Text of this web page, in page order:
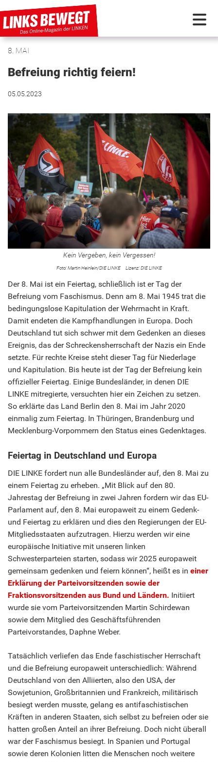
PARTEI IN BEWEGUNG
KUNSTSTOFF
DISKUSSIONSSTOFF
INTERNATIONAL
8. MAI
Befreiung richtig feiern!
05.05.2023
Kein Vergeben, kein Vergessen!
Martin Heinlein/DIE LINKE DIE LINKE
Der 8. Mai ist ein Feiertag, schließlich ist er Tag der
Befreiung vom Faschismus. Denn am 8. Mai 1945 trat die
bedingungslose Kapitulation der Wehrmacht in Kraft.
Damit endeten die Kampfhandlungen in Europa. Doch
Deutschland tut sich schwer mit dem Gedenken an dieses
Ereignis, das der Schreckensherrschaft der Nazis ein Ende
setzte. Für rechte Kreise steht dieser Tag für Niederlage
und Kapitulation. Bis heute ist der Tag der Befreiung kein
offizieller Feiertag. Einige Bundesländer, in denen DIE
LINKE mitregierte, versuchten hier ein Zeichen zu setzen.
So erklärte das Land Berlin den 8. Mai im Jahr 2020
einmalig zum Feiertag. In Thüringen, Brandenburg und
Mecklenburg-Vorpommern den Status eines Gedenktages.
Feiertag in Deutschland und Europa
DIE LINKE fordert nun alle Bundesländer auf, den 8. Mai zu
einem Feiertag zu erheben. „Mit Blick auf den 80.
Jahrestag der Befreiung in zwei Jahren fordern wir das EU-
Parlament auf, den 8. Mai europaweit zu einem Gedenk-
und Feiertag zu erklären und dies den Regierungen der EU-
Mitgliedsstaaten aufzutragen. Hierzu werden wir eine
europäische Initiative mit unseren linken
Schwesterparteien starten, sodass wir 2025 europaweit
gemeinsam gedenken und feiern können“, heißt es in einer
Erklärung der Parteivorsitzenden sowie der
Fraktionsvorsitzenden aus Bund und Ländern. Initiiert
wurde sie vom Parteivorsitzenden Martin Schirdewan
sowie dem Mitglied des Geschäftsführenden
Parteivorstandes, Daphne Weber.
Tatsächlich verliefen das Ende faschistischer Herrschaft
und die Befreiung europaweit unterschiedlich: Während
Deutschland von den Alliierten, also den USA, der
Sowjetunion, Großbritannien und Frankreich, militärisch
besiegt werden musste, gelang es antifaschistischen
Kräften in anderen Staaten, sich selbst zu befreien oder sie
hatten großen Anteil an ihrer Befreiung. Doch nicht überall
war der Faschismus besiegt. In Spanien und Portugal
sowie deren Kolonien litten die Menschen noch weitere